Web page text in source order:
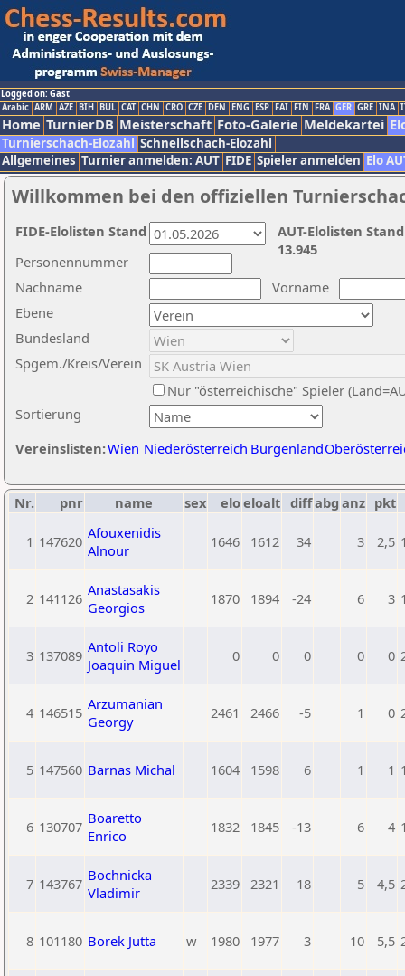
Logged on: Gast
Arabic ARM AZE BIH BUL CAT CHN CRO CZE DEN ENG ESP FAI FIN FRA GER GRE INA
Home TurnierDB Meisterschaft Foto-Galerie Meldekartei
Turnierschach-Elozahl Schnellschach-Elozahl
Allgemeines Turnier anmelden: AUT FIDE Spieler anmelden Elo
Willkommen bei den offiziellen
Nachname
Vorname
Ebene
Sortierung
Personennummer
Bundesland
Spgem./Kreis/Verein
Nur "österreichische" Spieler
Vereinslisten:Wien Niederösterreich Burgenland
AUT-Elolisten
13.945
FIDE-Elolisten Stand
Nr. pnr name sex eloeloalt diffabg anz pkt
1 147620 Afouxenidis
Alnour
1646 1612 34 3 2,5
2 141126 Anastasakis
Georgios
1870 1894 -24 6 3
3 137089 Antoli Royo
Joaquin Miguel
0 0 0 0 0
4 146515 Arzumanian
Georgy
2461 2466 -5 1 0
5 147560 Barnas Michal 1604 1598 6 1 1
6 130707 Boaretto
Enrico
1832 1845 -13 6 4
7 143767 Bochnicka
Vladimir
2339 2321 18 5 4,5
8 101180 Borek Jutta w 1980 1977 3 10 5,5